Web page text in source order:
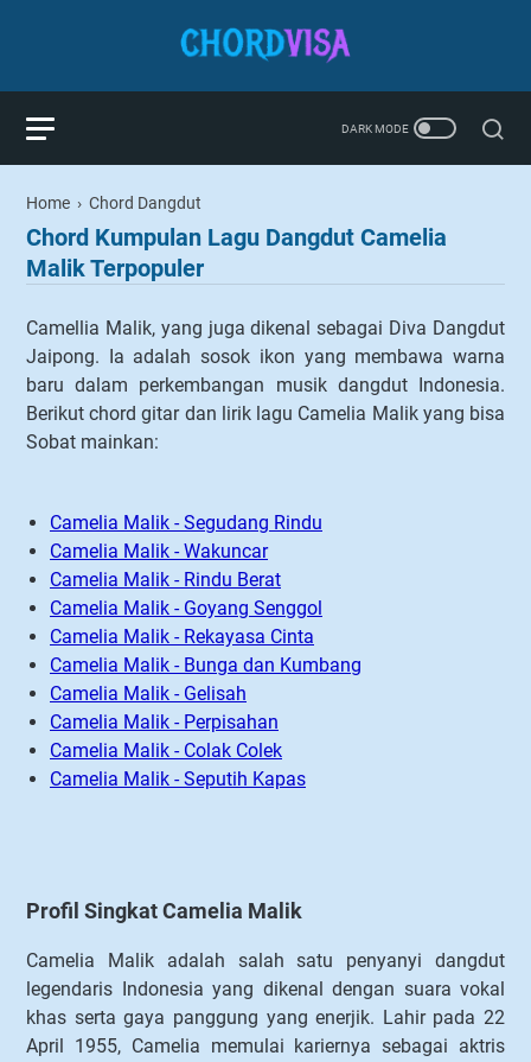
Home › Chord Dangdut
Chord Kumpulan Lagu Dangdut Camelia
Malik Terpopuler
Camellia Malik, yang juga dikenal sebagai Diva Dangdut
Jaipong. Ia adalah sosok ikon yang membawa warna
baru dalam perkembangan musik dangdut Indonesia.
Berikut chord gitar dan lirik lagu Camelia Malik yang bisa
Sobat mainkan:
Camelia Malik - Segudang Rindu
Camelia Malik - Wakuncar
Camelia Malik - Rindu Berat
Camelia Malik - Goyang Senggol
Camelia Malik - Rekayasa Cinta
Camelia Malik - Bunga dan Kumbang
Camelia Malik - Gelisah
Camelia Malik - Perpisahan
Camelia Malik - Colak Colek
Camelia Malik - Seputih Kapas
Profil Singkat Camelia Malik
Camelia Malik adalah salah satu penyanyi dangdut
legendaris Indonesia yang dikenal dengan suara vokal
khas serta gaya panggung yang enerjik. Lahir pada 22
April 1955, Camelia memulai kariernya sebagai aktris